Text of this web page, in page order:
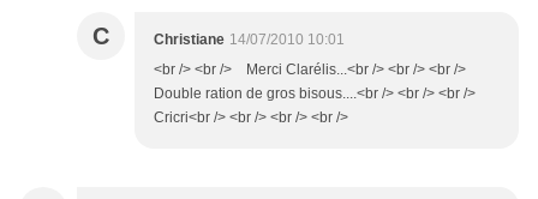
C Christiane 14/07/2010 10:01
<br /> <br /> Merci Clarélis...<br /> <br /> <br />
Double ration de gros bisous....<br /> <br /> <br />
Cricri<br /> <br /> <br /> <br />